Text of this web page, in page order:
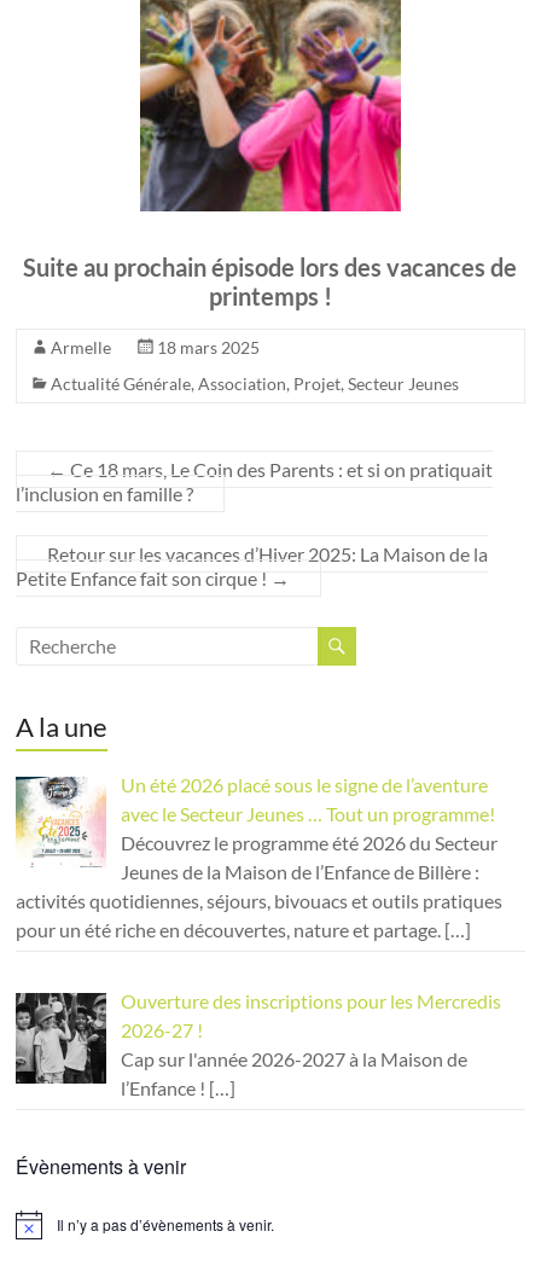
Suite au prochain épisode lors des vacances de
printemps !
Armelle
18 mars 2025
Actualité Générale,Association, Projet,Secteur Jeunes
← Ce 18 mars, Le Coin des Parents : et si on pratiquait
l’inclusion en famille ?
Retour sur les vacances d’Hiver 2025: La Maison de la
Petite Enfance fait son cirque ! →
A la une
Un été 2026 placé sous le signe de l’aventure
avec le Secteur Jeunes … Tout un programme!
Découvrez le programme été 2026 du Secteur
Jeunes de la Maison de l’Enfance de Billère :
activités quotidiennes, séjours, bivouacs et outils pratiques
pour un été riche en découvertes, nature et partage. […]
Ouverture des inscriptions pour les Mercredis
2026-27 !
Cap sur l'année 2026-2027 à la Maison de
l’Enfance ! […]
Évènements à venir
N
Il n’y a pas d’évènements à venir.